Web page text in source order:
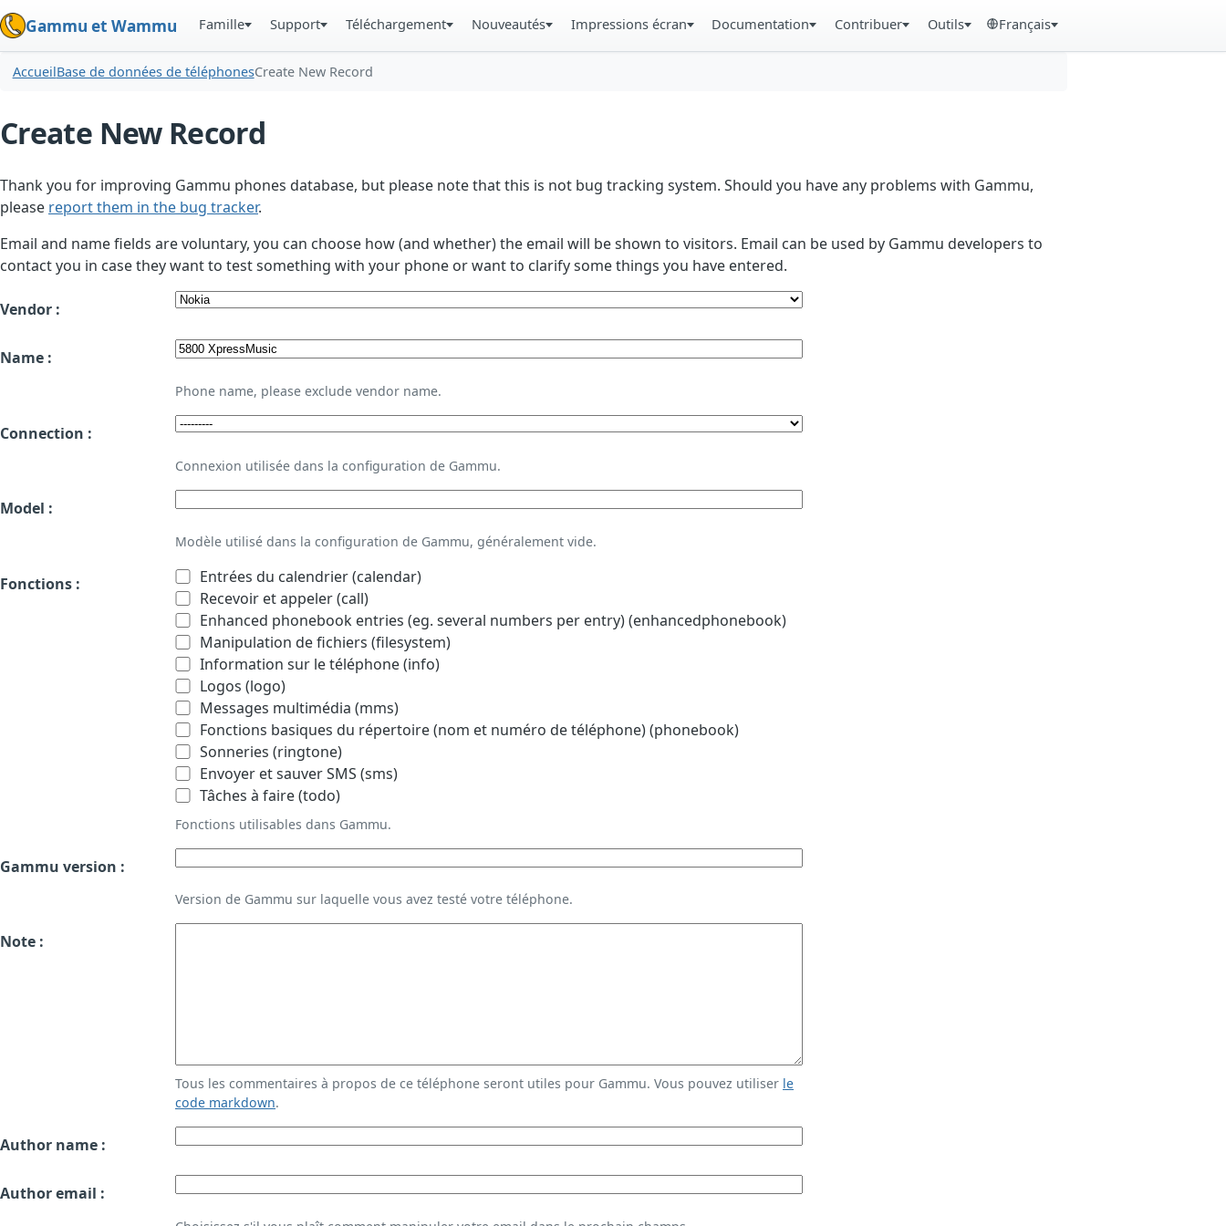
Gammu et Wammu Famille Support Téléchargement Nouveautés Impressions écran Documentation Contribuer Outils Français
AccueilBase de données de téléphonesCreate New Record
Create New Record
Thank you for improving Gammu phones database, but please note that this is not bug tracking system. Should you have any problems with Gammu,
please report them in the bug tracker.
Email and name fields are voluntary, you can choose how (and whether) the email will be shown to visitors. Email can be used by Gammu developers to
contact you in case they want to test something with your phone or want to clarify some things you have entered.
Vendor :
Name :
Phone name, please exclude vendor name.
Connection :
Connexion utilisée dans la configuration de Gammu.
Model :
Modèle utilisé dans la configuration de Gammu, généralement vide.
Fonctions :
Entrées du calendrier (calendar)
Recevoir et appeler (call)
Enhanced phonebook entries (eg. several numbers per entry) (enhancedphonebook)
Manipulation de fichiers (filesystem)
Information sur le téléphone (info)
Logos (logo)
Messages multimédia (mms)
Fonctions basiques du répertoire (nom et numéro de téléphone) (phonebook)
Sonneries (ringtone)
Envoyer et sauver SMS (sms)
Tâches à faire (todo)
Fonctions utilisables dans Gammu.
Gammu version :
Version de Gammu sur laquelle vous avez testé votre téléphone.
Note :
Tous les commentaires à propos de ce téléphone seront utiles pour Gammu. Vous pouvez utiliser le
code markdown.
Author name :
Author email :